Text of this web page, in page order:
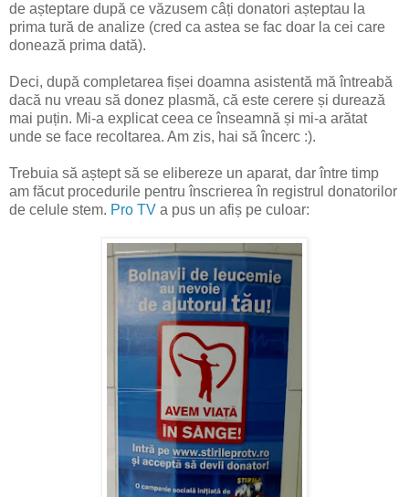
de așteptare după ce văzusem câți donatori așteptau la
prima tură de analize (cred ca astea se fac doar la cei care
donează prima dată).
Deci, după completarea fișei doamna asistentă mă întreabă
dacă nu vreau să donez plasmă, că este cerere și durează
mai puțin. Mi-a explicat ceea ce înseamnă și mi-a arătat
unde se face recoltarea. Am zis, hai să încerc :).
Trebuia să aștept să se elibereze un aparat, dar între timp
am făcut procedurile pentru înscrierea în registrul donatorilor
de celule stem. Pro TV a pus un afiș pe culoar: